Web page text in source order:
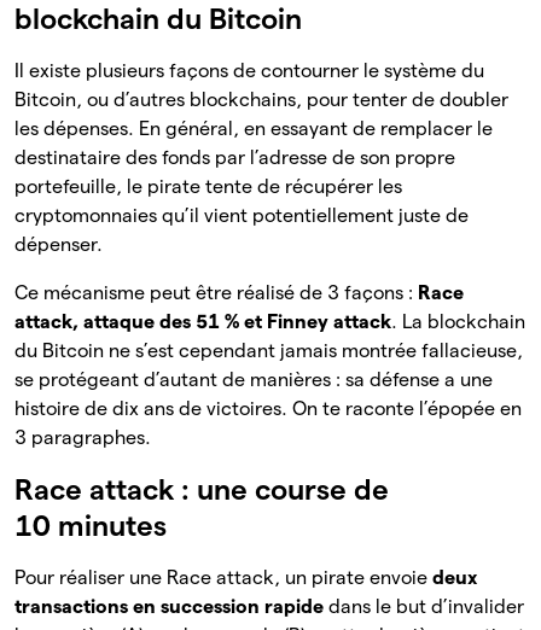
blockchain du Bitcoin
Il existe plusieurs façons de contourner le système du
Bitcoin, ou d’autres blockchains, pour tenter de doubler
les dépenses. En général, en essayant de remplacer le
destinataire des fonds par l’adresse de son propre
portefeuille, le pirate tente de récupérer les
cryptomonnaies qu’il vient potentiellement juste de
dépenser.
Ce mécanisme peut être réalisé de 3 façons : Race
attack, attaque des 51 % et Finney attack. La blockchain
du Bitcoin ne s’est cependant jamais montrée fallacieuse,
se protégeant d’autant de manières : sa défense a une
histoire de dix ans de victoires. On te raconte l’épopée en
3 paragraphes.
Race attack : une course de
10 minutes
Pour réaliser une Race attack, un pirate envoie deux
transactions en succession rapide dans le but d’invalider